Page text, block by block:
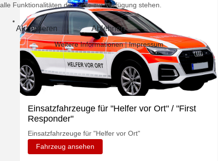
Einsatzfahrzeuge für "Helfer vor Ort" / "First
Responder"
Einsatzfahrzeuge für "Helfer vor Ort"
Fahrzeug ansehen
alle Funktionalitäten der Seite zur Verfügung stehen.
Akzeptieren Ablehnen
Weitere Informationen|Impressum